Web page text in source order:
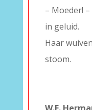
– Moeder!
in geluid.
Haar
stoom.